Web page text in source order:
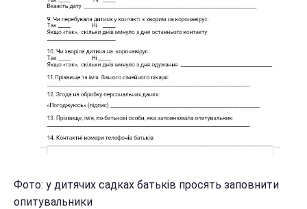
Фото: у дитячих садках батьків просять заповнити
опитувальники